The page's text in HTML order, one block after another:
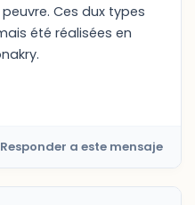
Ces dux types
été réalisées en
Responder a este mensaje